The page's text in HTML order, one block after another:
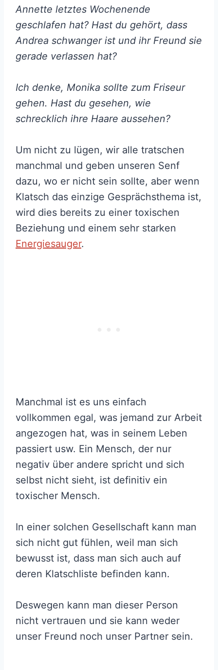
Annette letztes Wochenende
geschlafen hat? Hast du gehört, dass
Andrea schwanger ist und ihr Freund sie
gerade verlassen hat?
Ich denke, Monika sollte zum Friseur
gehen. Hast du gesehen, wie
schrecklich ihre Haare aussehen?
Um nicht zu lügen, wir alle tratschen
manchmal und geben unseren Senf
dazu, wo er nicht sein sollte, aber wenn
Klatsch das einzige Gesprächsthema ist,
wird dies bereits zu einer toxischen
Beziehung und einem sehr starken
Energiesauger.
Manchmal ist es uns einfach
vollkommen egal, was jemand zur Arbeit
angezogen hat, was in seinem Leben
passiert usw. Ein Mensch, der nur
negativ über andere spricht und sich
selbst nicht sieht, ist definitiv ein
toxischer Mensch.
In einer solchen Gesellschaft kann man
sich nicht gut fühlen, weil man sich
bewusst ist, dass man sich auch auf
deren Klatschliste befinden kann.
Deswegen kann man dieser Person
nicht vertrauen und sie kann weder
unser Freund noch unser Partner sein.